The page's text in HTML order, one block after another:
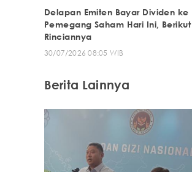
Delapan Emiten Bayar Dividen ke
Pemegang Saham Hari Ini, Berikut
Rinciannya
30/07/2026 08:05 WIB
Berita Lainnya